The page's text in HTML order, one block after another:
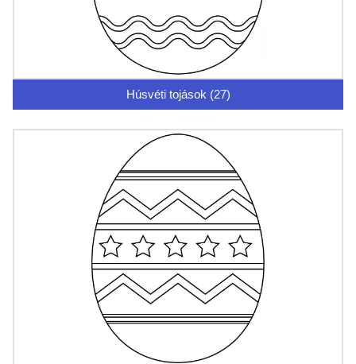
Húsvéti tojások (27)